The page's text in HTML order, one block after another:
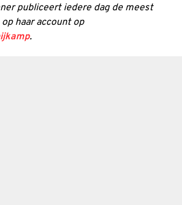
publiceert iedere dag de meest
haar account op
.